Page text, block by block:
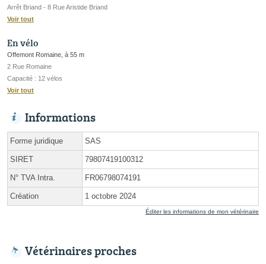
Arrêt Briand - 8 Rue Aristide Briand
Voir tout
En vélo
Offemont Romaine, à 55 m
2 Rue Romaine
Capacité : 12 vélos
Voir tout
Informations
Forme juridique SAS
SIRET 79807419100312
N° TVA Intra. FR06798074191
Création 1 octobre 2024
Éditer les informations de mon vétérinaire
Vétérinaires proches